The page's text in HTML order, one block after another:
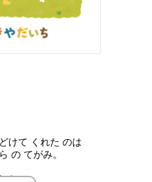
けて くれた のは
の てがみ。
と